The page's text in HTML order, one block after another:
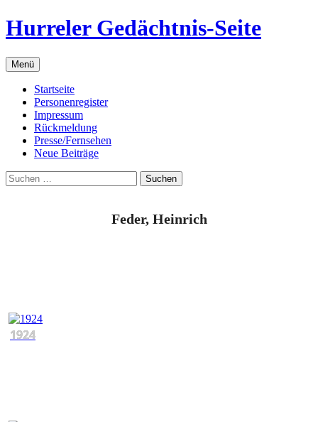
Zum
Inhalt
Hurreler Gedächtnis-Seite
Menü
Startseite
Personenregister
Impressum
Rückmeldung
Presse/Fernsehen
Neue Beiträge
Suchen
nach:
Feder, Heinrich
1924